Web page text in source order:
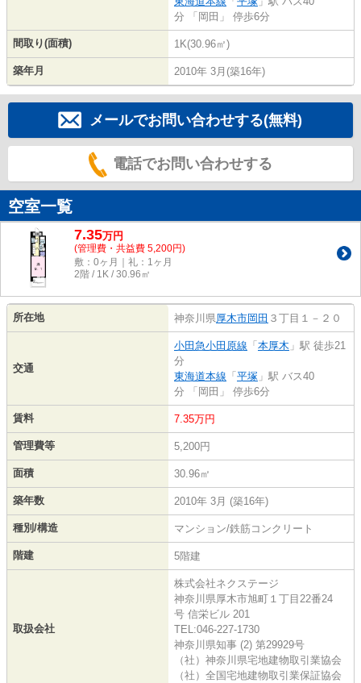
分 「岡田」 停歩6分
間取り(面積) 1K(30.96㎡)
築年月 2010年 3月(築16年)
メールでお問い合わせする(無料)
電話でお問い合わせする
空室一覧
7.35万円
(管理費・共益費 5,200円)
敷：0ヶ月｜礼：1ヶ月
2階 / 1K / 30.96㎡
所在地 神奈川県厚木市岡田 ３丁目１－２０
交通
小田急小田原線 「 本厚木 」駅 徒歩21
分
東海道本線 「 平塚 」駅 バス40
分 「岡田」 停歩6分
賃料 7.35万円
管理費等 5,200円
面積 30.96㎡
築年数 2010年 3月 (築16年)
種別/構造 マンション/鉄筋コンクリート
階建 5階建
取扱会社
株式会社ネクステージ
神奈川県厚木市旭町１丁目22番24
号 信栄ビル 201
TEL:046-227-1730
神奈川県知事 (2) 第29929号
（社）神奈川県宅地建物取引業協会
（社）全国宅地建物取引業保証協会